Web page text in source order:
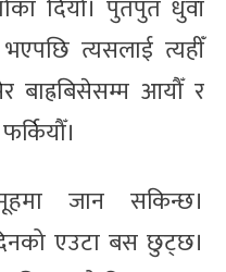
दियो। पुतपुत धुवाँ
त्यसलाई त्यहीँ
बाह्रबिसेसम्म आयौँ र
जान सकिन्छ।
एउटा बस छुट्छ।